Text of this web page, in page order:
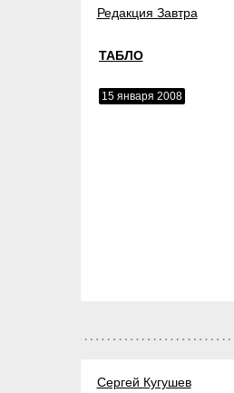
Редакция Завтра
ТАБЛО
15 января 2008
Сергей Кугушев